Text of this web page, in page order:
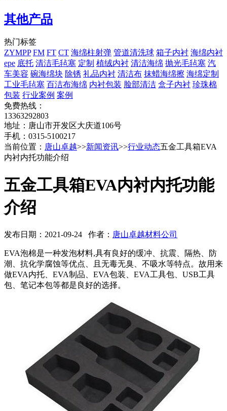
其他产品
热门标签
ZYMPP FM FT CT 海绵柱射弹 管道清洗球 箱子内衬 海绵内衬
epe 底托 清洁毛毡塞 定制 植绒内衬 清洁海绵 抛光毛毡塞 汽
车美容 碗海绵块 除锈 礼品内衬 清洁布 抹蜡海绵擦 海绵定制
工业毛毡塞 百洁布海绵 内衬包装 脸部清洁 盒子内衬 珍珠棉
包装 行业案例 案例
免费热线：
13363292803
地址：唐山市开发区大庆道106号
手机：0315-5100217
当前位置： 唐山卓越>>新闻资讯>>行业动态五金工具箱EVA
内衬内托功能介绍
五金工具箱EVA内衬内托功能
介绍
发布日期：2021-09-24 作者： 唐山卓越材料公司
EVA泡棉是一种发泡材料,具有良好的缓冲、抗震、隔热、防
潮、抗化学腐蚀等优点、且无毒无臭、不吸水等特点。故用来
做EVA内托、EVA制品、EVA包装、EVA工具包、USB工具
包、笔记本包等都是良好的选择。